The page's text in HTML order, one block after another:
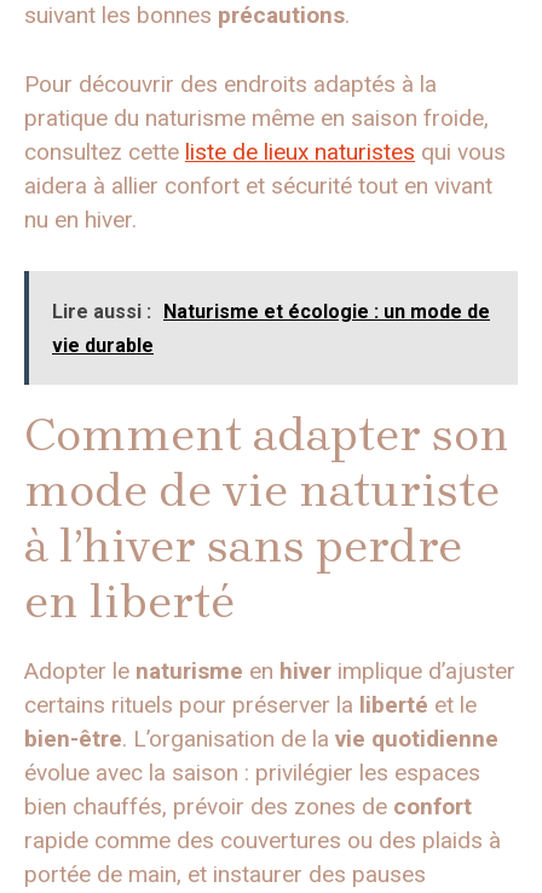
suivant les bonnes précautions.
Pour découvrir des endroits adaptés à la
pratique du naturisme même en saison froide,
consultez cette liste de lieux naturistes qui vous
aidera à allier confort et sécurité tout en vivant
nu en hiver.
Lire aussi :
Naturisme et écologie : un mode de
vie durable
Comment adapter son
mode de vie naturiste
à l’hiver sans perdre
en liberté
Adopter le naturisme en hiver implique d’ajuster
certains rituels pour préserver la liberté et le
bien-être. L’organisation de la vie quotidienne
évolue avec la saison : privilégier les espaces
bien chauffés, prévoir des zones de confort
rapide comme des couvertures ou des plaids à
portée de main, et instaurer des pauses